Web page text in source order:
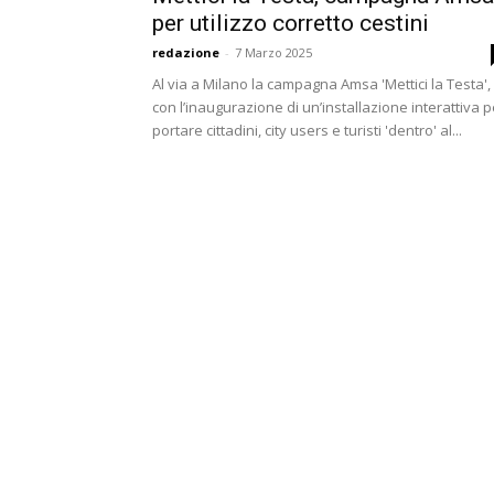
per utilizzo corretto cestini
redazione - 7 Marzo 2025
Al via a Milano la campagna Amsa 'Mettici la Testa',
con l’inaugurazione di un’installazione interattiva
portare cittadini, city users e turisti 'dentro' al...